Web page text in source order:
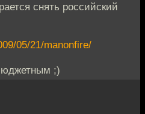
снять российский
05/21/manonfire/
;)